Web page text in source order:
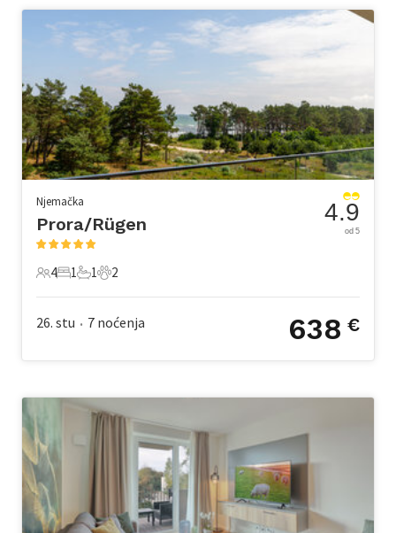
Njemačka
Prora/Rügen
4 Gosti
4
1 Spavaća soba
1
1 Kupaonica
1
2 Kućni ljubimac
2
4.9
od 5
26. stu • 7 noćenja 638 €